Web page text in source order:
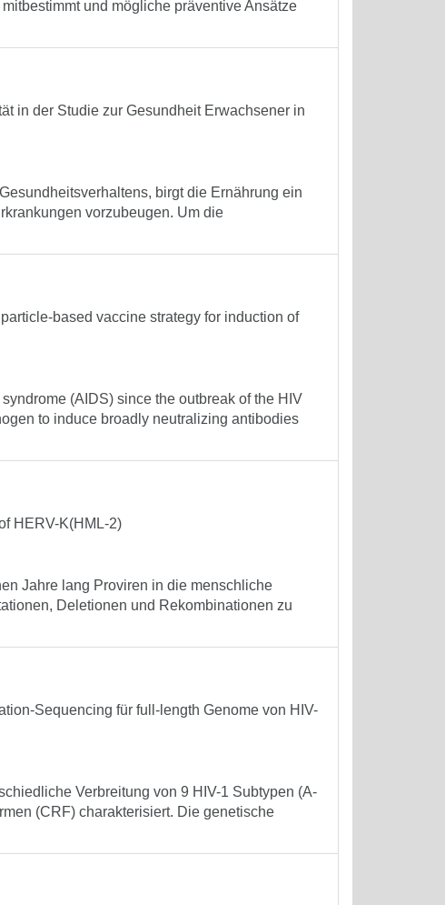
und mögliche präventive Ansätze
in der Studie zur Gesundheit Erwachsener in
birgt die Ernährung ein
vorzubeugen. Um die
based vaccine strategy for induction of
(AIDS) since the outbreak of the HIV
to induce broadly neutralizing antibodies
HERV-K(HML-2)
Jahre lang Proviren in die menschliche
Deletionen und Rekombinationen zu
Sequencing für full-length Genome von HIV-
Verbreitung von 9 HIV-1 Subtypen (A-
(CRF) charakterisiert. Die genetische